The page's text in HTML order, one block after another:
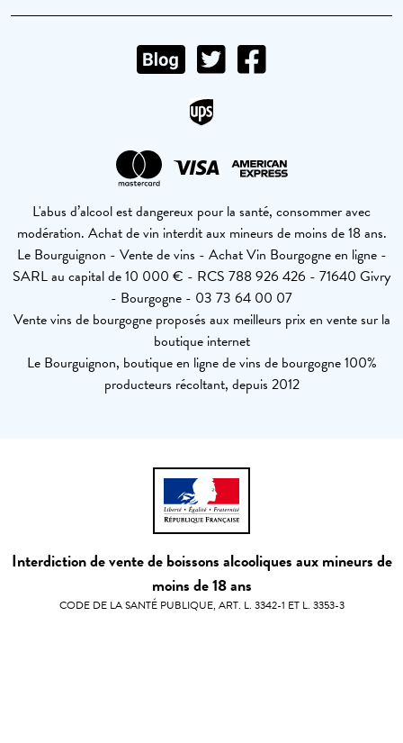
L'abus d’alcool est dangereux pour la santé, consommer avec
modération. Achat de vin interdit aux mineurs de moins de 18 ans.
Le Bourguignon - Vente de vins - Achat Vin Bourgogne en ligne -
SARL au capital de 10 000 € - RCS 788 926 426 - 71640 Givry
- Bourgogne - 03 73 64 00 07
Vente vins de bourgogne proposés aux meilleurs prix en vente sur la
boutique internet
Le Bourguignon, boutique en ligne de vins de bourgogne 100%
producteurs récoltant, depuis 2012
Interdiction de vente de boissons alcooliques aux mineurs de
moins de 18 ans
CODE DE LA SANTÉ PUBLIQUE, ART. L. 3342-1 ET L. 3353-3